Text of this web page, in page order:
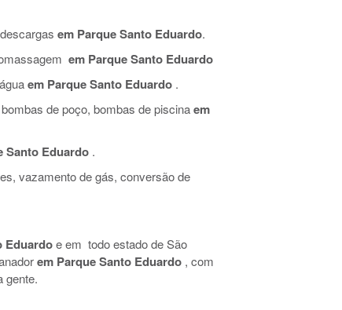
em Parque Santo Eduardo.
em Parque Santo Eduardo
em Parque Santo Eduardo .
de poço, bombas de piscinaem
Santo Eduardo .
vazamento de gás, conversão de
Eduardoe em todo estado de São
em Parque Santo Eduardo , com
gente.